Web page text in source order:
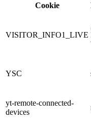
Cookie
VISITOR_INFO1_LIVE
YSC
yt-remote-connected-
devices